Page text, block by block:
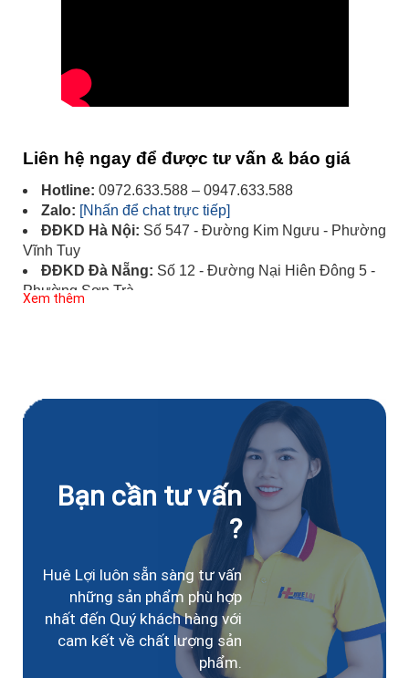
Liên hệ ngay để được tư vấn & báo giá
Hotline: 0972.633.588 – 0947.633.588
Zalo: [Nhấn để chat trực tiếp]
ĐĐKD Hà Nội: Số 547 - Đường Kim Ngưu - Phường
Vĩnh Tuy
ĐĐKD Đà Nẵng: Số 12 - Đường Nại Hiên Đông 5 -
Phường Sơn Trà
Xem thêm
Bạn cần tư vấn
?
Huê Lợi luôn sẵn sàng tư vấn
những sản phẩm phù hợp
nhất đến Quý khách hàng với
cam kết về chất lượng sản
phẩm.